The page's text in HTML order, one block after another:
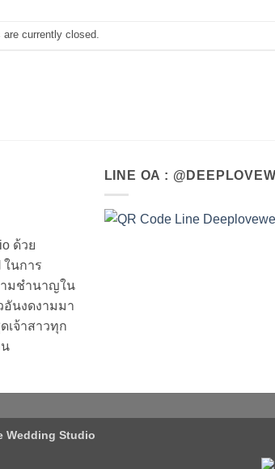
currently closed.
ด้วย
นการ
มชำนาญใน
อันงดงามมา
เจ้าสาวทุก
LINE OA :
Wedding Studio